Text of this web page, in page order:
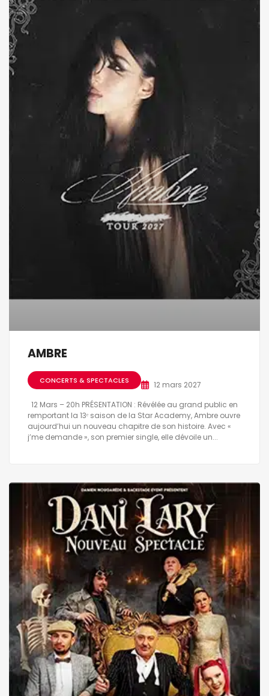
AMBRE
CONCERTS & SPECTACLES
12 mars 2027
12 Mars – 20h PRÉSENTATION : Révélée au grand public en
remportant la 13ᵉ saison de la Star Academy, Ambre ouvre
aujourd’hui un nouveau chapitre de son histoire. Avec «
j’me demande », son premier single, elle dévoile un...